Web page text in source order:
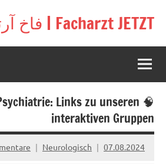
InhaltFacharzt JETZT | فاخ آرتست يتست
Free
interactive
community
for
in
Germany,
Switzerland,
and
Psychiatrie: Links zu unseren
interaktiven Gruppen
07.08.2024
Neurologisch